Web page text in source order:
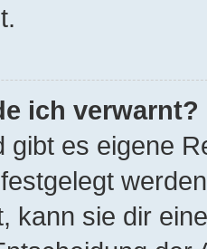
ich verwarnt?
gibt es eigene
kann sie dir